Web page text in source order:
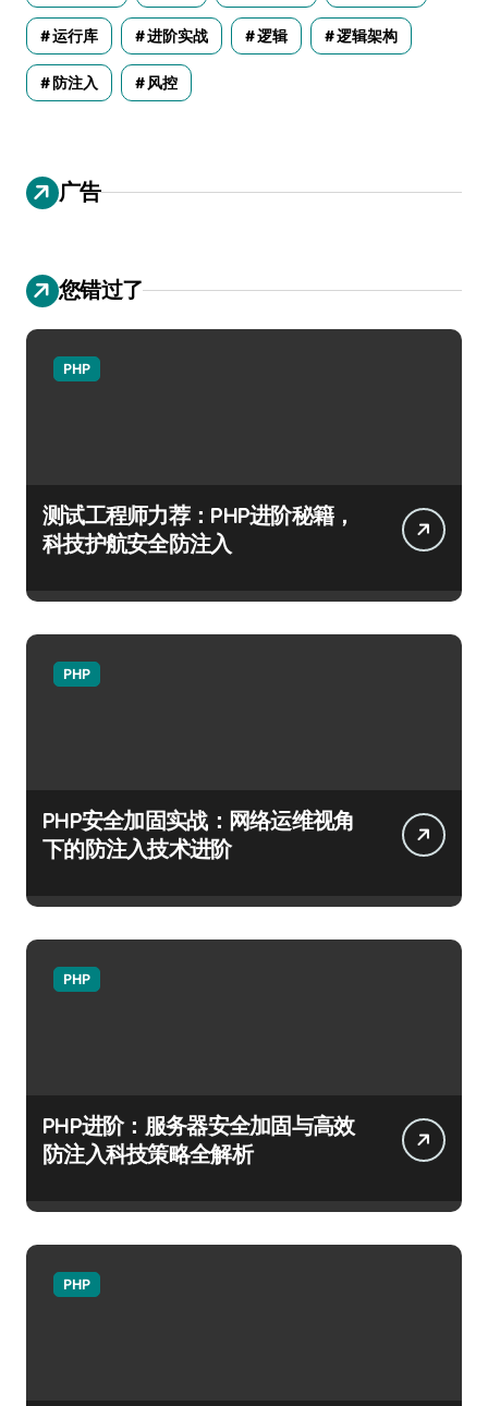
运行库 进阶实战 逻辑 逻辑架构
防注入 风控
广告
您错过了
PHP
测试工程师力荐：PHP进阶秘籍，
科技护航安全防注入
PHP
PHP安全加固实战：网络运维视角
下的防注入技术进阶
PHP
PHP进阶：服务器安全加固与高效
防注入科技策略全解析
PHP